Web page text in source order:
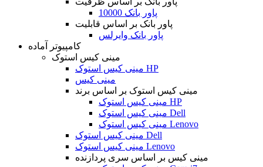
پاور بانک 10000
پاور بانک بر اساس قابلیت
پاور بانک وایرلس
کامپیوتر آماده
مینی کیس استوک
مینی کیس استوک HP
مینی کیس
مینی کیس استوک بر اساس برند
مینی کیس استوک HP
مینی کیس استوک Dell
مینی کیس استوک Lenovo
مینی کیس استوک Dell
مینی کیس استوک Lenovo
مینی کیس بر اساس سری پردازنده